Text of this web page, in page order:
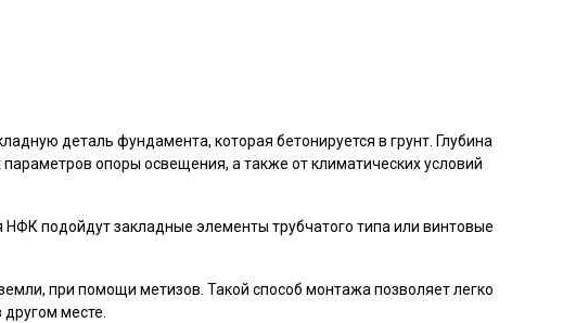
деталь фундамента, которая бетонируется в грунт. Глубина
опоры освещения, а также от климатических условий
подойдут закладные элементы трубчатого типа или винтовые
при помощи метизов. Такой способ монтажа позволяет легко
месте.